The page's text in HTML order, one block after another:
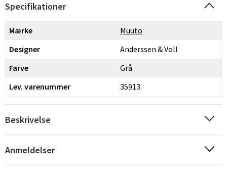
Specifikationer
Mærke
Muuto
Designer
Anderssen & Voll
Farve
Grå
Lev. varenummer
35913
Beskrivelse
Anmeldelser